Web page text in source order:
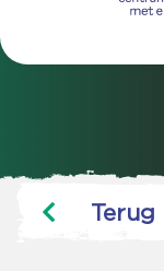
Terug